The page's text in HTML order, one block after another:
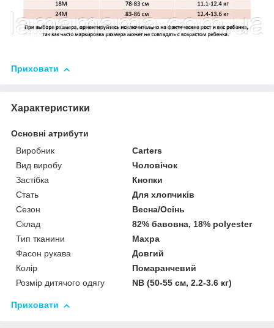
Приховати
Характеристики
Основні атрибути
Виробник
Carters
Вид виробу
Чоловічок
Застібка
Кнопки
Стать
Для хлопчиків
Сезон
Весна/Осінь
Склад
82% бавовна, 18% polyester
Тип тканини
Махра
Фасон рукава
Довгий
Колір
Помаранчевий
Розмір дитячого одягу
NB (50-55 см, 2.2-3.6 кг)
Приховати